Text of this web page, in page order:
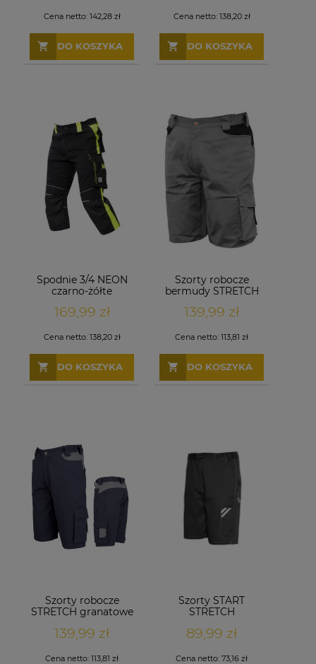
Cena netto: 142,28 zł
DO KOSZYKA
Cena netto: 138,20 zł
DO KOSZYKA
Spodnie 3/4 NEON
czarno-żółte
169,99 zł
Cena netto: 138,20 zł
DO KOSZYKA
Szorty robocze
bermudy STRETCH
139,99 zł
Cena netto: 113,81 zł
DO KOSZYKA
Szorty robocze
STRETCH granatowe
139,99 zł
Cena netto: 113,81 zł
Szorty START
STRETCH
89,99 zł
Cena netto: 73,16 zł